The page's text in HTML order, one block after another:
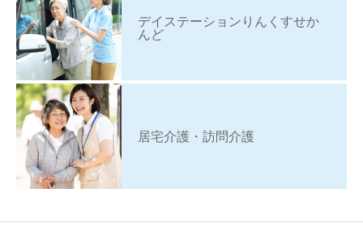
デイステーションりんくすせか
んど
居宅介護・訪問介護